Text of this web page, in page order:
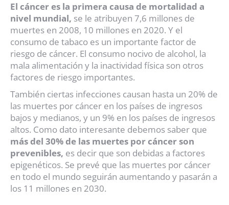
El cáncer es la primera causa de mortalidad a
nivel mundial, se le atribuyen 7,6 millones de
muertes en 2008, 10 millones en 2020. Y el
consumo de tabaco es un importante factor de
riesgo de cáncer. El consumo nocivo de alcohol, la
mala alimentación y la inactividad física son otros
factores de riesgo importantes.
También ciertas infecciones causan hasta un 20% de
las muertes por cáncer en los países de ingresos
bajos y medianos, y un 9% en los países de ingresos
altos. Como dato interesante debemos saber que
más del 30% de las muertes por cáncer son
prevenibles, es decir que son debidas a factores
epigenéticos. Se prevé que las muertes por cáncer
en todo el mundo seguirán aumentando y pasarán a
los 11 millones en 2030.